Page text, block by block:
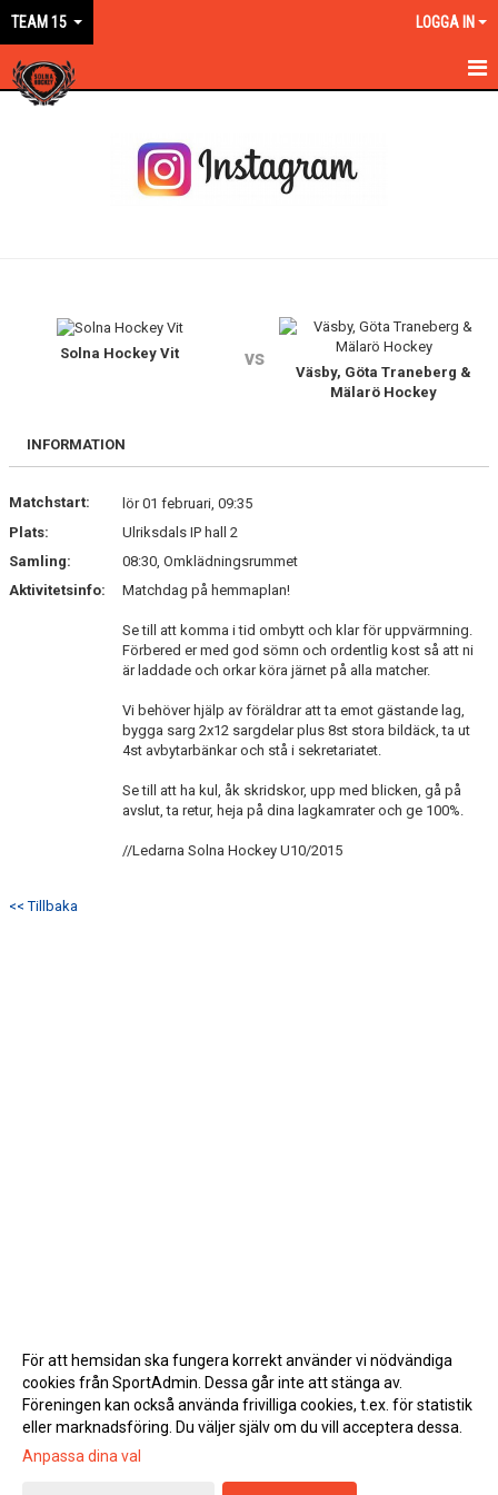
TEAM 15 LOGGA IN
BILDGALLERI
KONTAKT
Solna Hockey Vit vs
Väsby, Göta Traneberg &
Mälarö Hockey
INFORMATION
Matchstart:
lör 01 februari, 09:35
Plats:
Ulriksdals IP hall 2
Samling:
08:30, Omklädningsrummet
Aktivitetsinfo:
Matchdag på hemmaplan!
Se till att komma i tid ombytt och klar för uppvärmning.
Förbered er med god sömn och ordentlig kost så att ni
är laddade och orkar köra järnet på alla matcher.
Vi behöver hjälp av föräldrar att ta emot gästande lag,
bygga sarg 2x12 sargdelar plus 8st stora bildäck, ta ut
4st avbytarbänkar och stå i sekretariatet.
Se till att ha kul, åk skridskor, upp med blicken, gå på
avslut, ta retur, heja på dina lagkamrater och ge 100%.
//Ledarna Solna Hockey U10/2015
<< Tillbaka
Gå till Webbversion
För att hemsidan ska fungera korrekt använder vi nödvändiga
cookies från SportAdmin. Dessa går inte att stänga av.
Föreningen kan också använda frivilliga cookies, t.ex. för statistik
eller marknadsföring. Du väljer själv om du vill acceptera dessa.
Anpassa dina val